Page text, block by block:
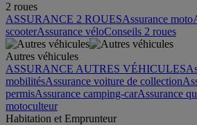
2 roues
ASSURANCE 2 ROUESAssurance moto
scooterAssurance véloConseils 2 roues
Autres véhicules
ASSURANCE AUTRES VÉHICULES
mobilitésAssurance voiture de collection
permisAssurance camping-carAssurance
motoculteur
Habitation et Emprunteur